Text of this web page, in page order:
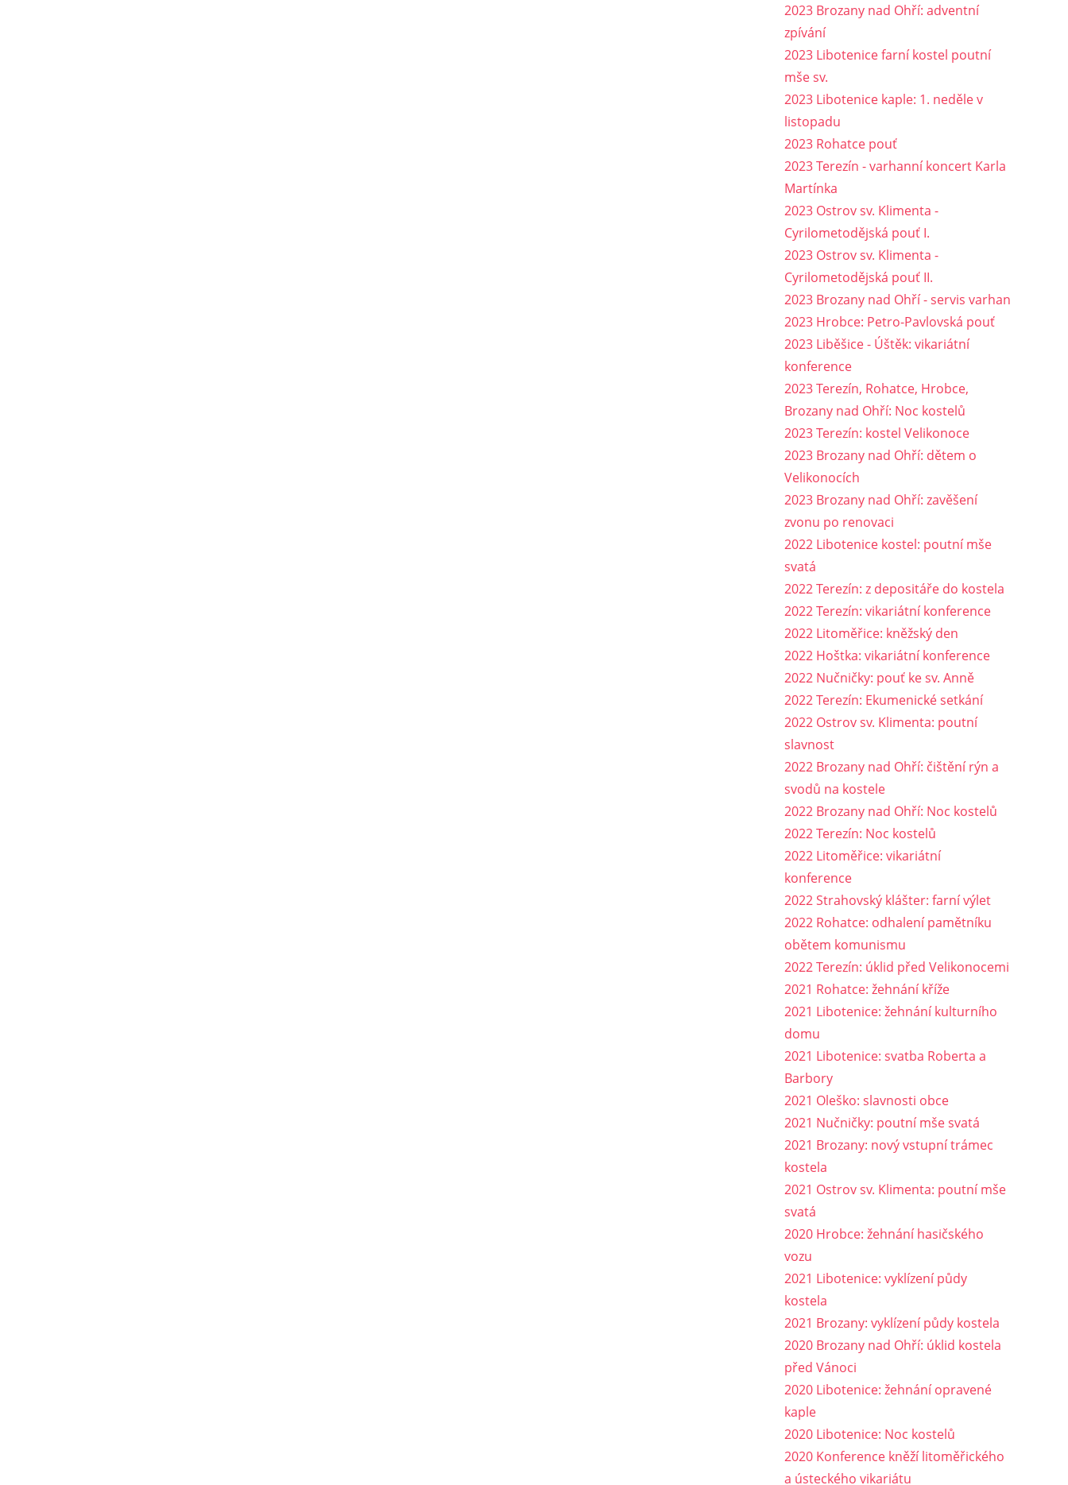
2023 Brozany nad Ohří: adventní
zpívání
2023 Libotenice farní kostel poutní
mše sv.
2023 Libotenice kaple: 1. neděle v
listopadu
2023 Rohatce pouť
2023 Terezín - varhanní koncert Karla
Martínka
2023 Ostrov sv. Klimenta -
Cyrilometodějská pouť I.
2023 Ostrov sv. Klimenta -
Cyrilometodějská pouť II.
2023 Brozany nad Ohří - servis varhan
2023 Hrobce: Petro-Pavlovská pouť
2023 Liběšice - Úštěk: vikariátní
konference
2023 Terezín, Rohatce, Hrobce,
Brozany nad Ohří: Noc kostelů
2023 Terezín: kostel Velikonoce
2023 Brozany nad Ohří: dětem o
Velikonocích
2023 Brozany nad Ohří: zavěšení
zvonu po renovaci
2022 Libotenice kostel: poutní mše
svatá
2022 Terezín: z depositáře do kostela
2022 Terezín: vikariátní konference
2022 Litoměřice: kněžský den
2022 Hoštka: vikariátní konference
2022 Nučničky: pouť ke sv. Anně
2022 Terezín: Ekumenické setkání
2022 Ostrov sv. Klimenta: poutní
slavnost
2022 Brozany nad Ohří: čištění rýn a
svodů na kostele
2022 Brozany nad Ohří: Noc kostelů
2022 Terezín: Noc kostelů
2022 Litoměřice: vikariátní
konference
2022 Strahovský klášter: farní výlet
2022 Rohatce: odhalení pamětníku
obětem komunismu
2022 Terezín: úklid před Velikonocemi
2021 Rohatce: žehnání kříže
2021 Libotenice: žehnání kulturního
domu
2021 Libotenice: svatba Roberta a
Barbory
2021 Oleško: slavnosti obce
2021 Nučničky: poutní mše svatá
2021 Brozany: nový vstupní trámec
kostela
2021 Ostrov sv. Klimenta: poutní mše
svatá
2020 Hrobce: žehnání hasičského
vozu
2021 Libotenice: vyklízení půdy
kostela
2021 Brozany: vyklízení půdy kostela
2020 Brozany nad Ohří: úklid kostela
před Vánoci
2020 Libotenice: žehnání opravené
kaple
2020 Libotenice: Noc kostelů
2020 Konference kněží litoměřického
a ústeckého vikariátu